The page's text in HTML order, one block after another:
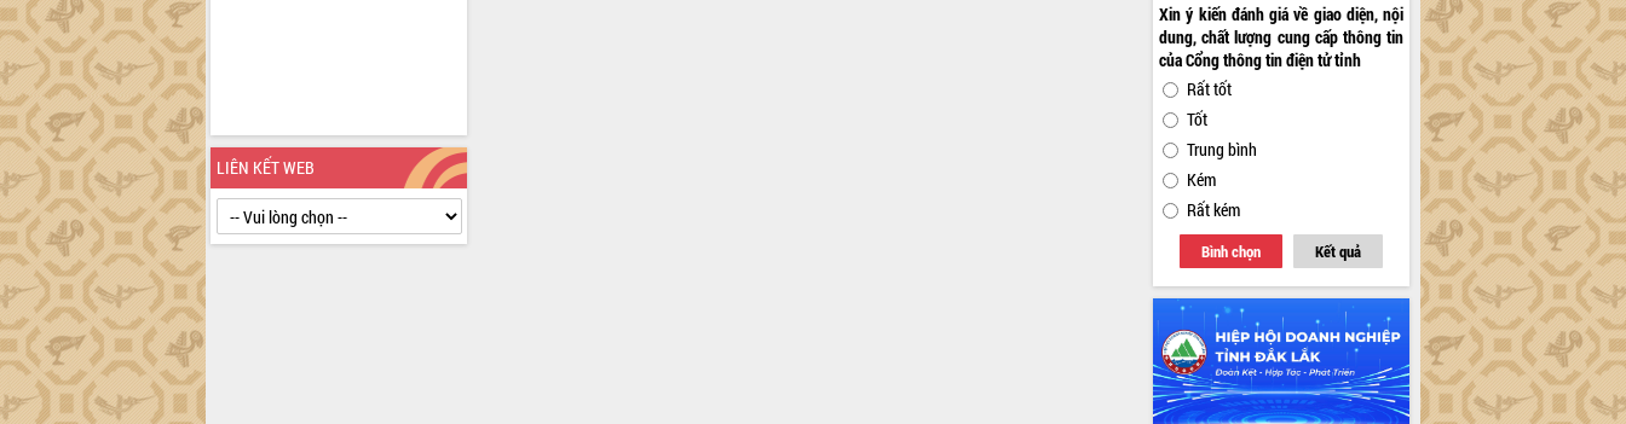
LIÊN KẾT WEB
Xin ý kiến đánh giá về giao diện, nội
dung, chất lượng cung cấp thông tin
của Cổng thông tin điện tử tỉnh
Rất tốt
Tốt
Trung bình
Kém
Rất kém
Bình chọn Kết quả